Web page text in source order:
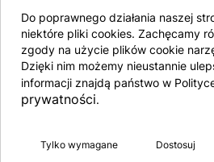
– A gép felborulását
kitámasztás
– Kihúzható tálcák
– GPS helymeghatározó
– Villák a gép emeléséhez
– Vészleállító gomb a
Do poprawnego działania naszej
niektóre pliki cookies. Zachęcamy
zgody na użycie plików cookie
Dzięki nim możemy nieustannie
informacji znajdą państwo w
prywatności.
Dostosuj
Tylko wymagane